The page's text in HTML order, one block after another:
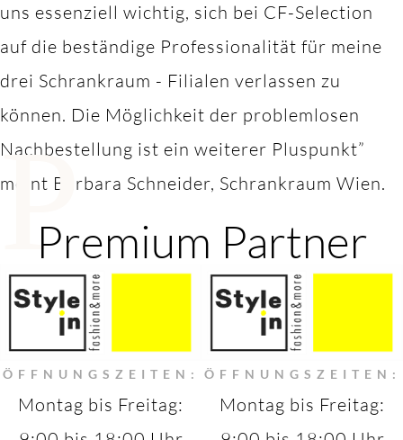
uns essenziell wichtig, sich bei CF-Selection
auf die beständige Professionalität für meine
drei Schrankraum - Filialen verlassen zu
können. Die Möglichkeit der problemlosen
Nachbestellung ist ein weiterer Pluspunkt”
meint Barbara Schneider, Schrankraum Wien.
PPremium Partner
ÖFFNUNGSZEITEN:
Montag bis Freitag:
ÖFFNUNGSZEITEN:
Montag bis Freitag: